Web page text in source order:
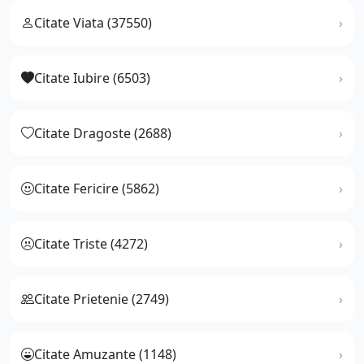
Citate Viata (37550)
Citate Iubire (6503)
Citate Dragoste (2688)
Citate Fericire (5862)
Citate Triste (4272)
Citate Prietenie (2749)
Citate Amuzante (1148)